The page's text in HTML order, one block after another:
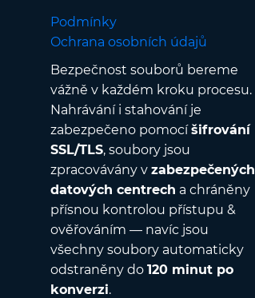
Podmínky
Ochrana osobních údajů
Bezpečnost souborů bereme
vážně v každém kroku procesu.
Nahrávání i stahování je
zabezpečeno pomocíšifrování
SSL/TLS, soubory jsou
zpracovávány v zabezpečených
datových centrech a chráněny
přísnou kontrolou přístupu &
ověřováním — navíc jsou
všechny soubory automaticky
odstraněny do 120 minut po
konverzi.